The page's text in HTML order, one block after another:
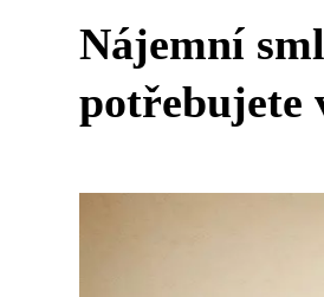
Nájemní
potřebujete